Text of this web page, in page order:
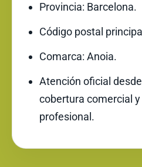
Provincia: Barcelona.
Código postal
Comarca: Anoia.
Atención oficial
cobertura comercial
profesional.